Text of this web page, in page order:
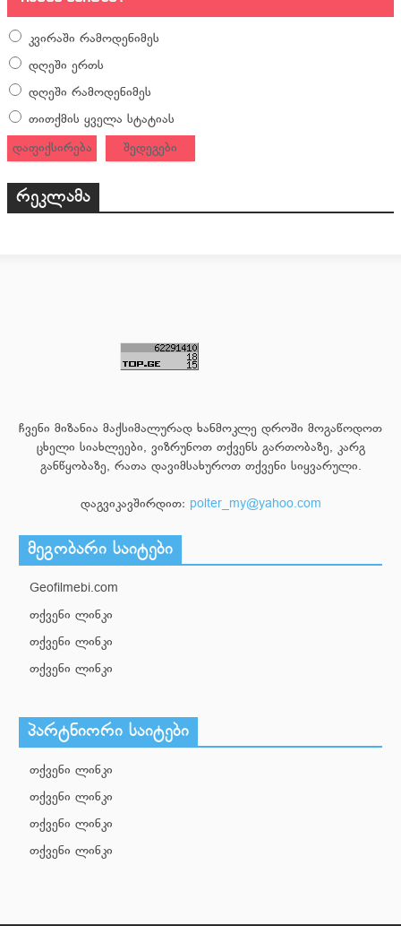
კვირაში რამოდენიმეს
დღეში ერთს
დღეში რამოდენიმეს
თითქმის ყველა სტატიას
დაფიქსირება
შედეგები
რეკლამა
ჩვენი მიზანია მაქსიმალურად ხანმოკლე დროში მოგაწოდოთ
ცხელი სიახლეები, ვიზრუნოთ თქვენს გართობაზე, კარგ
განწყობაზე, რათა დავიმსახუროთ თქვენი სიყვარული.
დაგვიკავშირდით: polter_my@yahoo.com
მეგობარი საიტები
Geofilmebi.com
თქვენი ლინკი
თქვენი ლინკი
თქვენი ლინკი
პარტნიორი საიტები
თქვენი ლინკი
თქვენი ლინკი
თქვენი ლინკი
თქვენი ლინკი